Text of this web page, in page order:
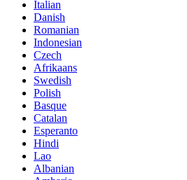
Italian
Danish
Romanian
Indonesian
Czech
Afrikaans
Swedish
Polish
Basque
Catalan
Esperanto
Hindi
Lao
Albanian